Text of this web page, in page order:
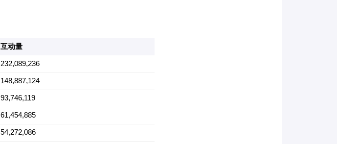
互动量
232,089,236
148,887,124
93,746,119
61,454,885
54,272,086